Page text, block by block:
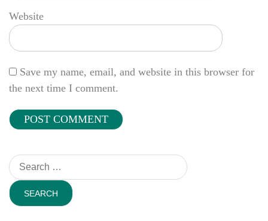
Website
Save my name, email, and website in this browser for
the next time I comment.
Search
for: